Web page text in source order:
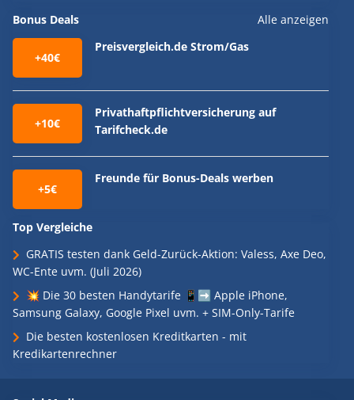
Bonus Deals Alle anzeigen
+40€
Preisvergleich.de Strom/Gas
+10€
Privathaftpflichtversicherung auf
Tarifcheck.de
+5€
Freunde für Bonus-Deals werben
Top Vergleiche
GRATIS testen dank Geld-Zurück-Aktion: Valess, Axe Deo,
WC-Ente uvm. (Juli 2026)
💥 Die 30 besten Handytarife 📱➡️ Apple iPhone,
Samsung Galaxy, Google Pixel uvm. + SIM-Only-Tarife
Die besten kostenlosen Kreditkarten - mit
Kredikartenrechner